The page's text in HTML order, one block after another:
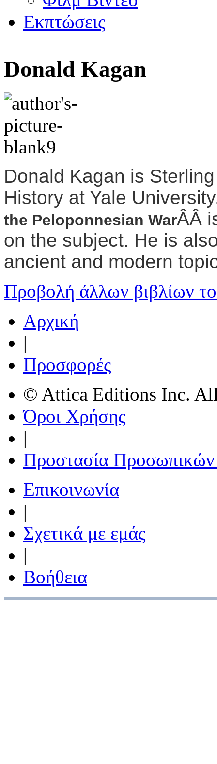
Εκπτώσεις
Donald Kagan
Donald Kagan is
History at Yale
the Peloponnesian WarÂÂ
on the subject. He is
ancient and modern
Προβολή άλλων βιβλίων
Αρχική
|
Προσφορές
© Attica Editions Inc.
Όροι Χρήσης
|
Προστασία
Επικοινωνία
|
Σχετικά με εμάς
|
Βοήθεια